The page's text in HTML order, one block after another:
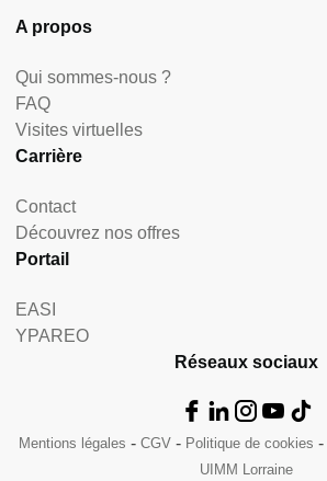
A propos
Qui sommes-nous ?
FAQ
Visites virtuelles
Carrière
Contact
Découvrez nos offres
Portail
EASI
YPAREO
Réseaux sociaux
Mentions légales CGV Politique de cookies
UIMM Lorraine